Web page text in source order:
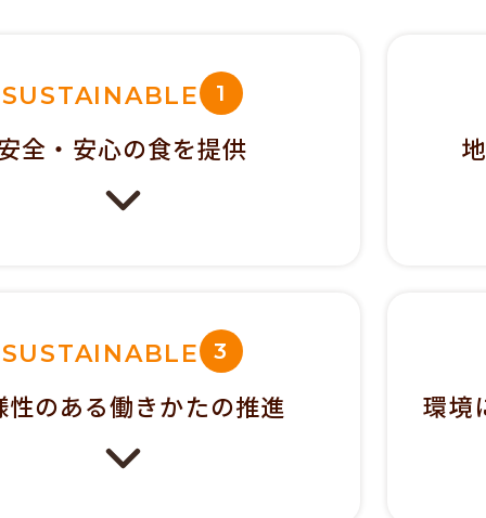
SUSTAINABLE 1
全・安心の食を提供
SUSTAINABLE 3
性のある働きかたの推進 環境